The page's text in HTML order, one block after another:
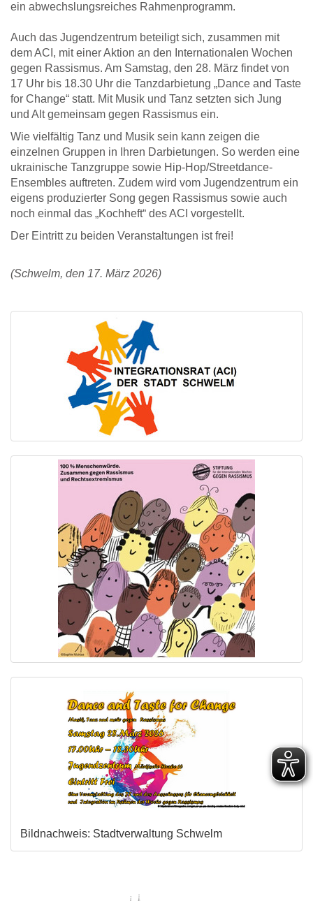
ein abwechslungsreiches Rahmenprogramm.
Auch das Jugendzentrum beteiligt sich, zusammen mit
dem ACI, mit einer Aktion an den Internationalen Wochen
gegen Rassismus. Am Samstag, den 28. März findet von
17 Uhr bis 18.30 Uhr die Tanzdarbietung „Dance and Taste
for Change“ statt. Mit Musik und Tanz setzten sich Jung
und Alt gemeinsam gegen Rassismus ein.
Wie vielfältig Tanz und Musik sein kann zeigen die
einzelnen Gruppen in Ihren Darbietungen. So werden eine
ukrainische Tanzgruppe sowie Hip-Hop/Streetdance-
Ensembles auftreten. Zudem wird vom Jugendzentrum ein
eigens produzierter Song gegen Rassismus sowie auch
noch einmal das „Kochheft“ des ACI vorgestellt.
Der Eintritt zu beiden Veranstaltungen ist frei!
(Schwelm, den 17. März 2026)
Bildnachweis: Stadtverwaltung Schwelm